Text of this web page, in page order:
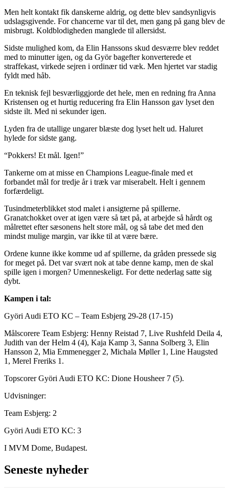
Men helt kontakt fik danskerne aldrig, og dette blev sandsynligvis
udslagsgivende. For chancerne var til det, men gang på gang blev de
misbrugt. Koldblodigheden manglede til allersidst.
Sidste mulighed kom, da Elin Hanssons skud desværre blev reddet
med to minutter igen, og da Györ bagefter konverterede et
straffekast, virkede sejren i ordinær tid væk. Men hjertet var stadig
fyldt med håb.
En teknisk fejl besværliggjorde det hele, men en redning fra Anna
Kristensen og et hurtig reducering fra Elin Hansson gav lyset den
sidste ilt. Med ni sekunder igen.
Lyden fra de utallige ungarer blæste dog lyset helt ud. Haluret
hylede for sidste gang.
“Pokkers! Et mål. Igen!”
Tankerne om at misse en Champions League-finale med et
forbandet mål for tredje år i træk var miserabelt. Helt i gennem
forfærdeligt.
Tusindmeterblikket stod malet i ansigterne på spillerne.
Granatchokket over at igen være så tæt på, at arbejde så hårdt og
målrettet efter sæsonens helt store mål, og så tabe det med den
mindst mulige margin, var ikke til at være bære.
Ordene kunne ikke komme ud af spillerne, da gråden pressede sig
for meget på. Det var svært nok at tabe denne kamp, men de skal
spille igen i morgen? Umenneskeligt. For dette nederlag satte sig
dybt.
Kampen i tal:
Györi Audi ETO KC – Team Esbjerg 29-28 (17-15)
Målscorere Team Esbjerg: Henny Reistad 7, Live Rushfeld Deila 4,
Judith van der Helm 4 (4), Kaja Kamp 3, Sanna Solberg 3, Elin
Hansson 2, Mia Emmenegger 2, Michala Møller 1, Line Haugsted
1, Merel Freriks 1.
Topscorer Györi Audi ETO KC: Dione Housheer 7 (5).
Udvisninger:
Team Esbjerg: 2
Györi Audi ETO KC: 3
I MVM Dome, Budapest.
Seneste nyheder